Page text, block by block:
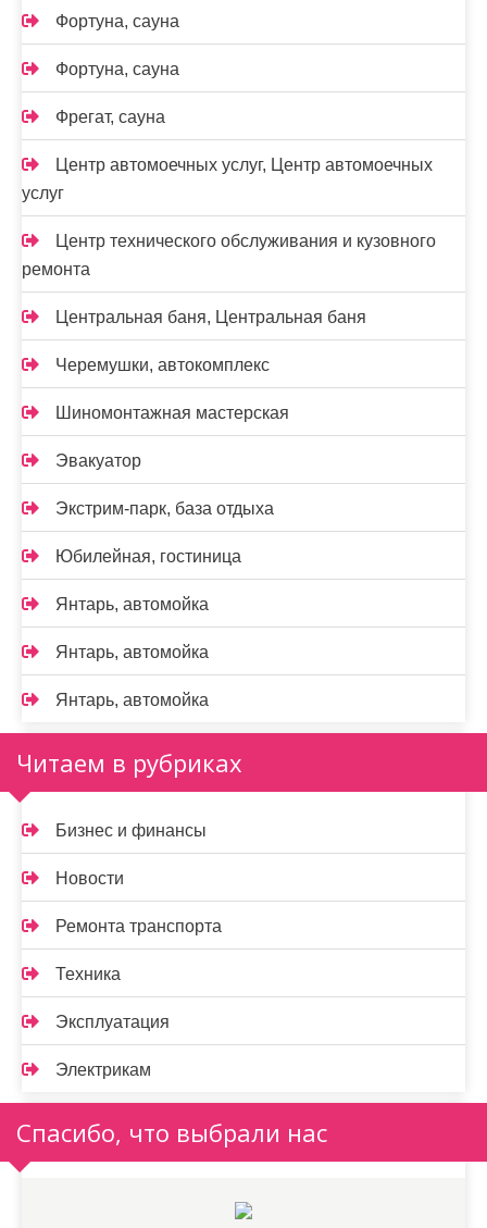
Фортуна, сауна
Фортуна, сауна
Фрегат, сауна
Центр автомоечных услуг, Центр автомоечных
услуг
Центр технического обслуживания и кузовного
ремонта
Центральная баня, Центральная баня
Черемушки, автокомплекс
Шиномонтажная мастерская
Эвакуатор
Экстрим-парк, база отдыха
Юбилейная, гостиница
Янтарь, автомойка
Янтарь, автомойка
Янтарь, автомойка
Читаем в рубриках
Бизнес и финансы
Новости
Ремонта транспорта
Техника
Эксплуатация
Электрикам
Спасибо, что выбрали нас